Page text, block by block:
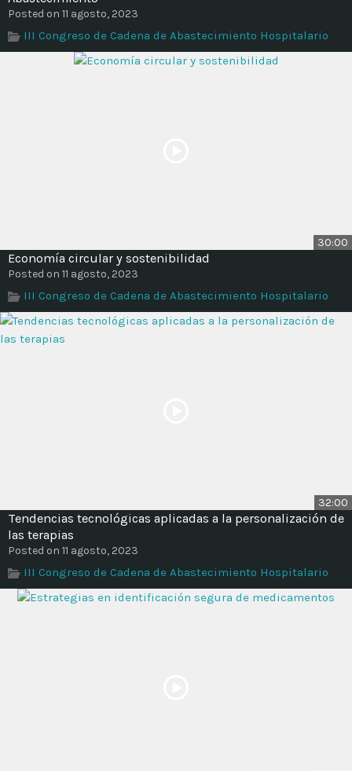
Posted on 11 agosto, 2023
III Congreso de Cadena de Abastecimiento Hospitalario
30:00
Economía circular y sostenibilidad
Posted on 11 agosto, 2023
III Congreso de Cadena de Abastecimiento Hospitalario
32:00
Tendencias tecnológicas aplicadas a la personalización de
las terapias
Posted on 11 agosto, 2023
III Congreso de Cadena de Abastecimiento Hospitalario